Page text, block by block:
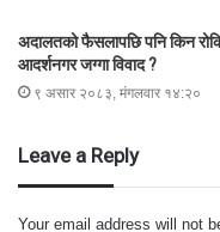
अदालतको फैसलापछि पनि किन
आदर्शनगर जग्गा विवाद ?
९ असार २०८३, मंगलवार १४:२०
Leave a Reply
Your email address will not